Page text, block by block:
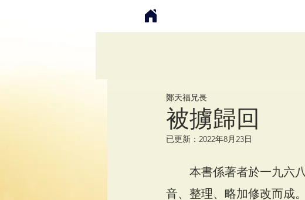
被擄歸回
鄭天福兄長
已更新： 2022年8月23日
本書係著者於一九六
音、整理、略加修改而成。